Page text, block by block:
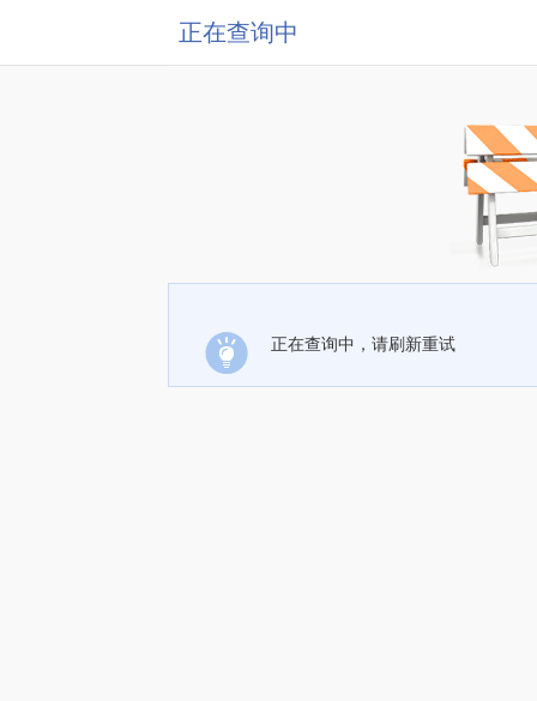
正在查询中
正在查询中，请刷新重试